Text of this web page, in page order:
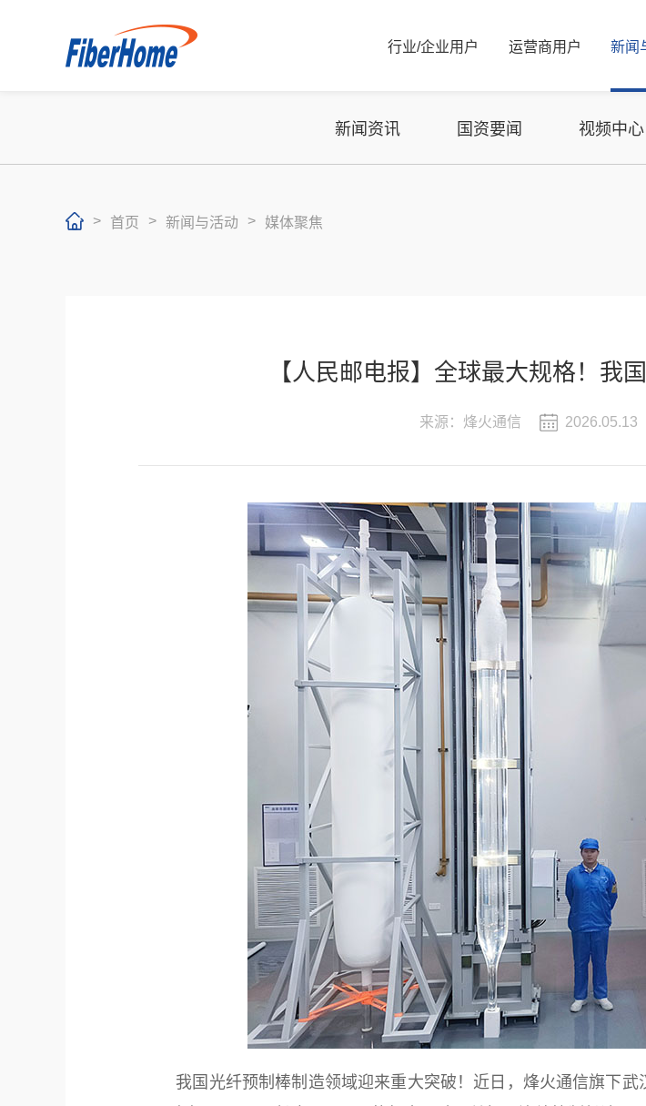
行业/企业用 户
医疗
互联网
政务
数据中心
智慧工地
园区
应急
运营商用 户 新闻
新闻资讯 国资要闻 视频
服务解决方案 服
公司简介 管理层信息
新闻资讯 国资要闻 视频中心
> 首页 > 新闻与活动 > 媒体聚焦
【人民邮电报】全球最大规格！我
来源：烽火通信 2026.05.13
我国光纤预制棒制造领域迎来重大突破！近日，烽火通信旗下武